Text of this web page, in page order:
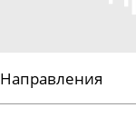
Направления